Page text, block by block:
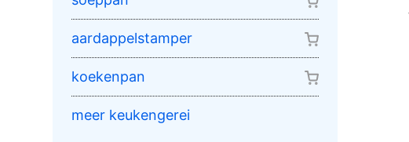
aardappelstamper
koekenpan
meer keukengerei